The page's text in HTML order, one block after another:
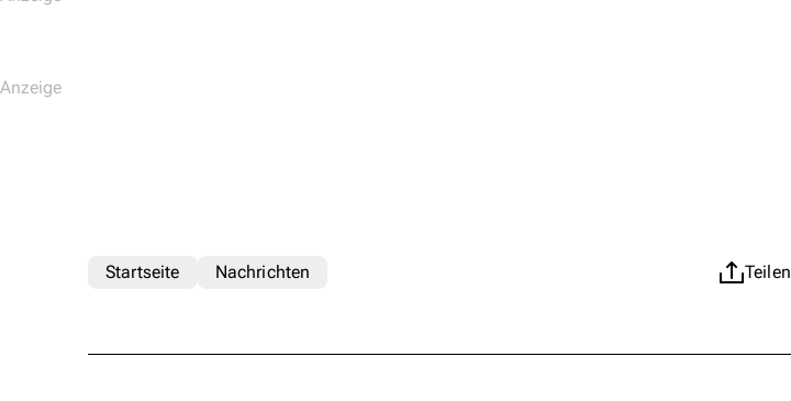
Teilen
Startseite Nachrichten